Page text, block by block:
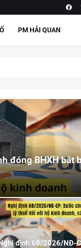
PM HẢI QUAN
đóng BHXH bắt
định 68/2026/NĐ-